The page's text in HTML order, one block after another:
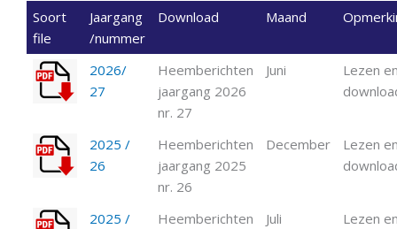
Soort
file
Jaargang
/nummer
Download Maand
2026/
27
Heemberichten
jaargang 2026
nr. 27
Juni
Lezen
2025 /
26
Heemberichten
jaargang 2025
nr. 26
December
Lezen
2025 /
Heemberichten
Juli
Lezen